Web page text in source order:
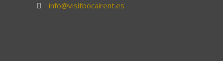
info@visitbocairent.es